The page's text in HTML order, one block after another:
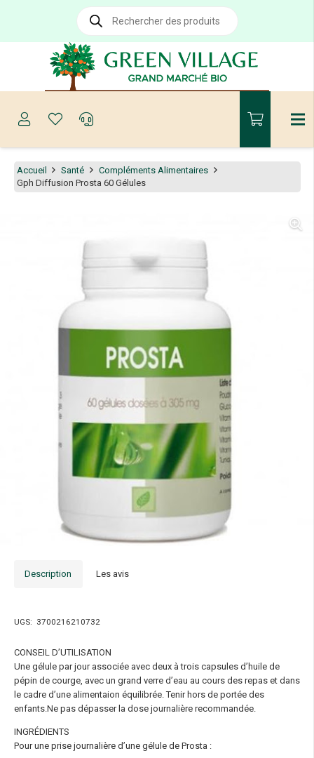
Recherche
produits
Accueil Santé
Compléments Alimentaires
Gph Diffusion Prosta 60 Gélules
Description Les avis
UGS: 3700216210732
CONSEIL D’UTILISATION
Une gélule par jour associée avec deux à trois capsules d’huile de
pépin de courge, avec un grand verre d’eau au cours des repas et dans
le cadre d’une alimentaion équilibrée. Tenir hors de portée des
enfants.Ne pas dépasser la dose journalière recommandée.
INGRÉDIENTS
Pour une prise journalière d’une gélule de Prosta :